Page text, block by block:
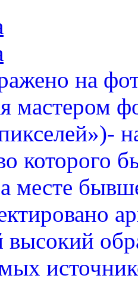
на
мастером
которого
месте
высокий